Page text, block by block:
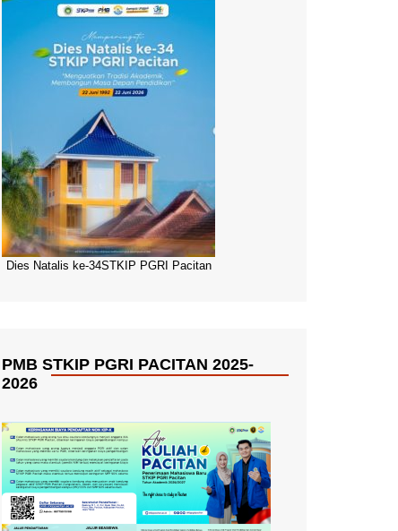
Dies Natalis ke-34STKIP PGRI Pacitan
PMB STKIP PGRI PACITAN 2025-
2026